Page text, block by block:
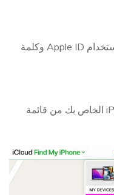
ثم قم بتسجيل الدخول باستخدام Apple ID وكلمة
بعد ذلك، اختر جهاز iPhone الخاص بك من قائمة